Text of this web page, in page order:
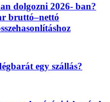
dolgozni 2026- ban?
bruttó–nettó
egy szállás?